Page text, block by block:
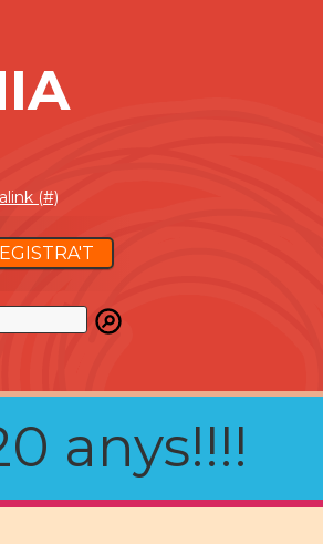
(#)
anys!!!!